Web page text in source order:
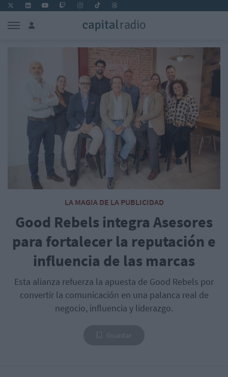
LA MAGIA DE LA PUBLICIDAD
Good Rebels integra Asesores
para fortalecer la reputación e
influencia de las marcas
Esta alianza refuerza la apuesta de Good Rebels por
convertir la comunicación en una palanca real de
negocio, influencia y liderazgo.